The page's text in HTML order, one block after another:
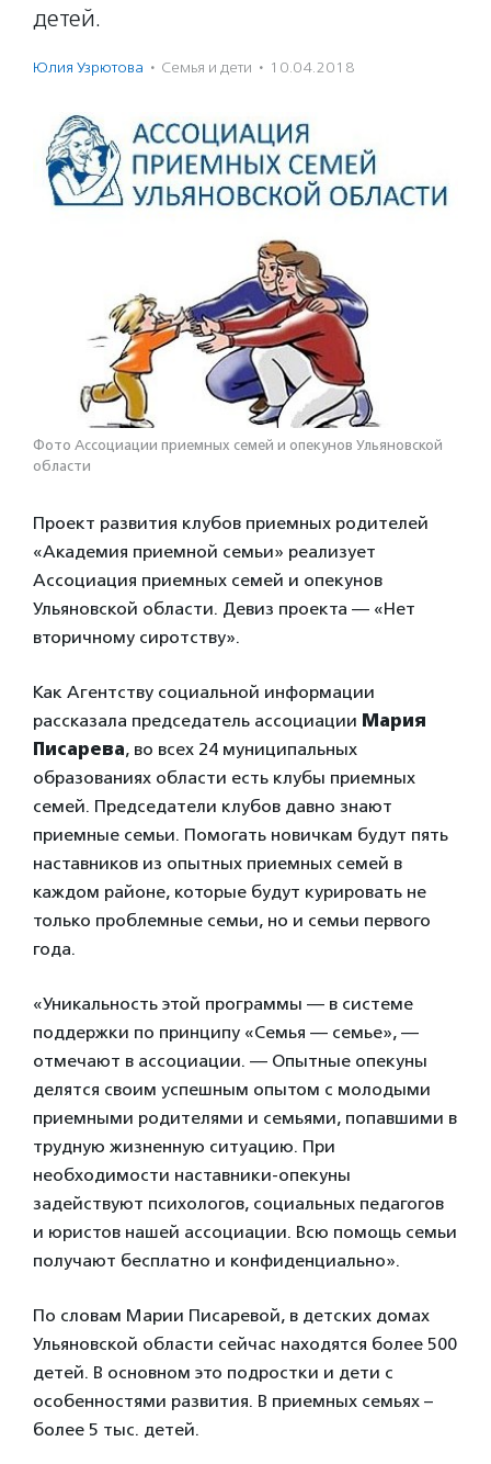
детей.
Юлия Узрютова · Семья и дети · 10.04.2018
Фото Ассоциации приемных семей и опекунов Ульяновской
области
Проект развития клубов приемных родителей
«Академия приемной семьи» реализует
Ассоциация приемных семей и опекунов
Ульяновской области. Девиз проекта — «Нет
вторичному сиротству».
Как Агентству социальной информации
рассказала председатель ассоциации Мария
Писарева, во всех 24 муниципальных
образованиях области есть клубы приемных
семей. Председатели клубов давно знают
приемные семьи. Помогать новичкам будут пять
наставников из опытных приемных семей в
каждом районе, которые будут курировать не
только проблемные семьи, но и семьи первого
года.
«Уникальность этой программы — в системе
поддержки по принципу «Семья — семье», —
отмечают в ассоциации. — Опытные опекуны
делятся своим успешным опытом с молодыми
приемными родителями и семьями, попавшими в
трудную жизненную ситуацию. При
необходимости наставники-опекуны
задействуют психологов, социальных педагогов
и юристов нашей ассоциации. Всю помощь семьи
получают бесплатно и конфиденциально».
По словам Марии Писаревой, в детских домах
Ульяновской области сейчас находятся более 500
детей. В основном это подростки и дети с
особенностями развития. В приемных семьях –
более 5 тыс. детей.